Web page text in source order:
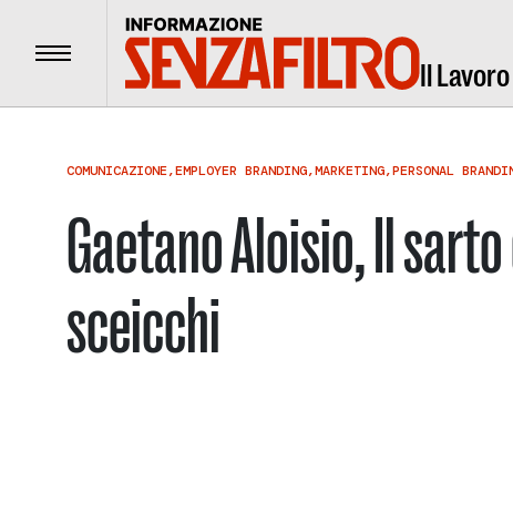
Menu Il
COMUNICAZIONE,EMPLOYER BRANDING,MARKETING,PERSONAL
Gaetano Aloisio, Il
sceicchi